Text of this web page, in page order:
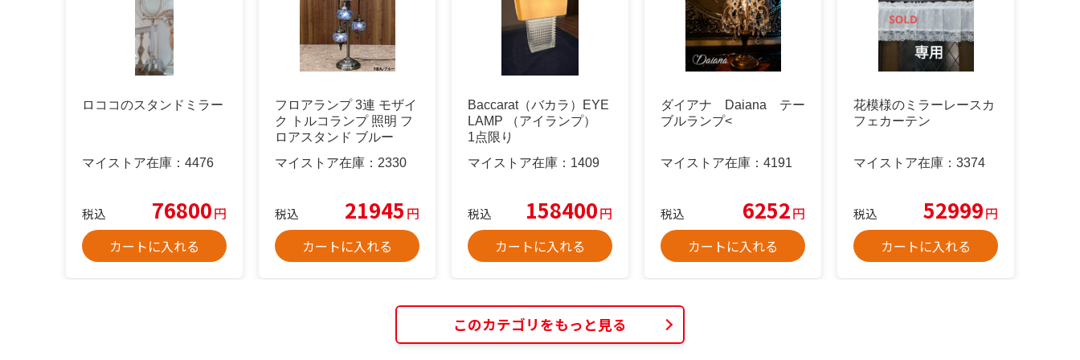
ロココのスタンドミラー
マイストア在庫： 4476
税込 76800円
カートに入れる
フロアランプ 3連 モザイ
ク トルコランプ 照明 フ
ロアスタンド ブルー
マイストア在庫： 2330
税込 21945 円
カートに入れる
Baccarat（バカラ）EYE
LAMP （アイランプ）
1点限り
マイストア在庫： 1409
税込 158400円
カートに入れる
ダイアナ Daiana テー
ブルランプ<
マイストア在庫： 4191
税込 6252円
カートに入れる
花模様のミラーレースカ
フェカーテン
マイストア在庫： 3374
税込 52999円
カートに入れる
このカテゴリをもっと見る